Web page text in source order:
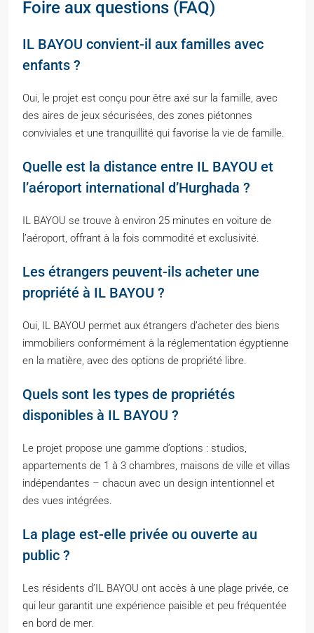
Foire aux questions (FAQ)
IL BAYOU convient-il aux familles avec
enfants ?
Oui, le projet est conçu pour être axé sur la famille, avec
des aires de jeux sécurisées, des zones piétonnes
conviviales et une tranquillité qui favorise la vie de famille.
Quelle est la distance entre IL BAYOU et
l’aéroport international d’Hurghada ?
IL BAYOU se trouve à environ 25 minutes en voiture de
l’aéroport, offrant à la fois commodité et exclusivité.
Les étrangers peuvent-ils acheter une
propriété à IL BAYOU ?
Oui, IL BAYOU permet aux étrangers d’acheter des biens
immobiliers conformément à la réglementation égyptienne
en la matière, avec des options de propriété libre.
Quels sont les types de propriétés
disponibles à IL BAYOU ?
Le projet propose une gamme d’options : studios,
appartements de 1 à 3 chambres, maisons de ville et villas
indépendantes – chacun avec un design intentionnel et
des vues intégrées.
La plage est-elle privée ou ouverte au
public ?
Les résidents d’IL BAYOU ont accès à une plage privée, ce
qui leur garantit une expérience paisible et peu fréquentée
en bord de mer.